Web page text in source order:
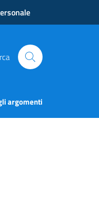
argomenti